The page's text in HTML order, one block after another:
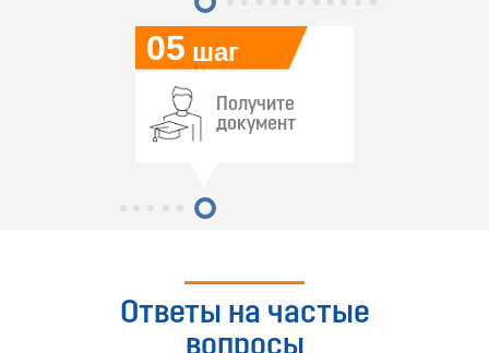
05 шаг
Получите
документ
Ответы на частые